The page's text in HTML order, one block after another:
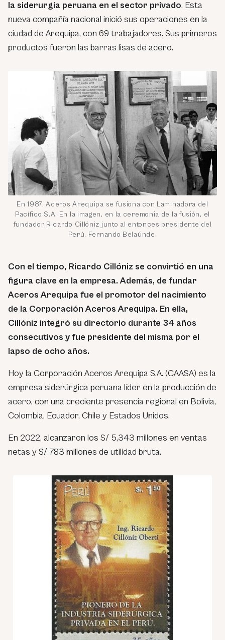
la siderurgia peruana en el sector privado. Esta
nueva compañía nacional inició sus operaciones en la
ciudad de Arequipa, con 69 trabajadores. Sus primeros
productos fueron las barras lisas de acero.
En 1987, Aceros Arequipa se fusiona con Laminadora del
Pacífico S.A. En la imagen, en la ceremonia de la fusión, el
fundador Ricardo Cillóniz junto al entonces presidente del
Perú, Fernando Belaúnde.
Con el tiempo, Ricardo Cillóniz se convirtió en una
figura clave en la empresa. Además, de fundar
Aceros Arequipa fue el promotor del nacimiento
de la Corporación Aceros Arequipa. En ella,
Cillóniz integró su directorio durante 34 años
consecutivos y fue presidente del misma por el
lapso de ocho años.
Hoy la Corporación Aceros Arequipa S.A. (CAASA) es la
empresa siderúrgica peruana líder en la producción de
acero, con una creciente presencia regional en Bolivia,
Colombia, Ecuador, Chile y Estados Unidos.
En 2022, alcanzaron los S/ 5,343 millones en ventas
netas y S/ 783 millones de utilidad bruta.